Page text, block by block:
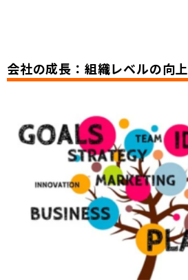
会社の成長：組織レベルの向